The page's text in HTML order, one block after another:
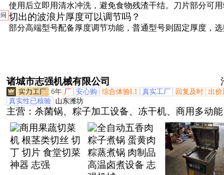
使用后立即用清水冲洗，避免食物残渣干结。刀片部分可用
拭，避免用硬物刮擦。
问 切出的波浪片厚度可以调节吗？
部分高端型号配备厚度调节功能，普通型号则固定厚度，选
诸城市志强机械有限公司
6年 厂 安心购 综合体验L1 真实工厂 回复及时 出价
真实性已核验 山东潍坊
主营： 杀菌锅、粽子加工设备、冻干机、商用多动能
菜机、玉米加工设备、粽叶清洗机、巴氏杀菌机、
清洗机、食品杀菌设备